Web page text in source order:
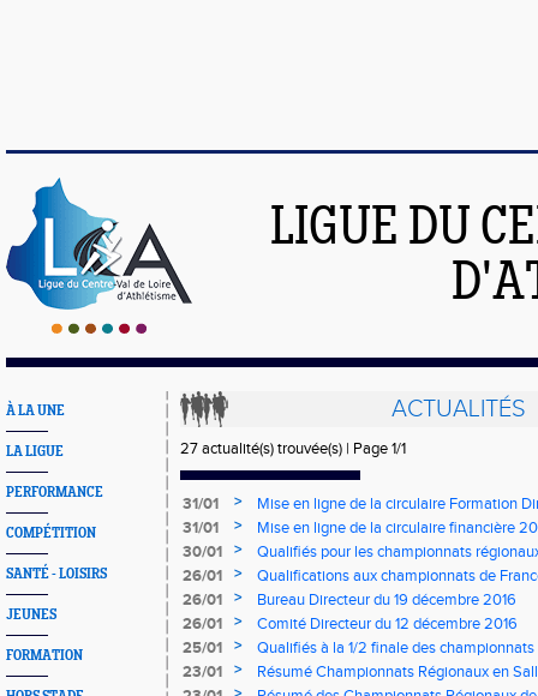
LIGUE DU
À LA UNE
LA LIGUE
PERFORMANCE
COMPÉTITION
SANTÉ - LOISIRS
JEUNES
FORMATION
ACTUALITÉS
27 actualité(s) trouvée(s) | Page 1/1
31/01 >
Mise en ligne de la circulaire Formation
31/01
>
Mise en ligne de la circulaire financière
30/01
>
Qualifiés pour les championnats
26/01
>
Qualifications aux championnats de
26/01
>
Bureau Directeur du 19 décembre 2016
26/01
>
Comité Directeur du 12 décembre 2016
25/01
>
Qualifiés à la 1/2 finale des
23/01
>
Résumé Championnats Régionaux en